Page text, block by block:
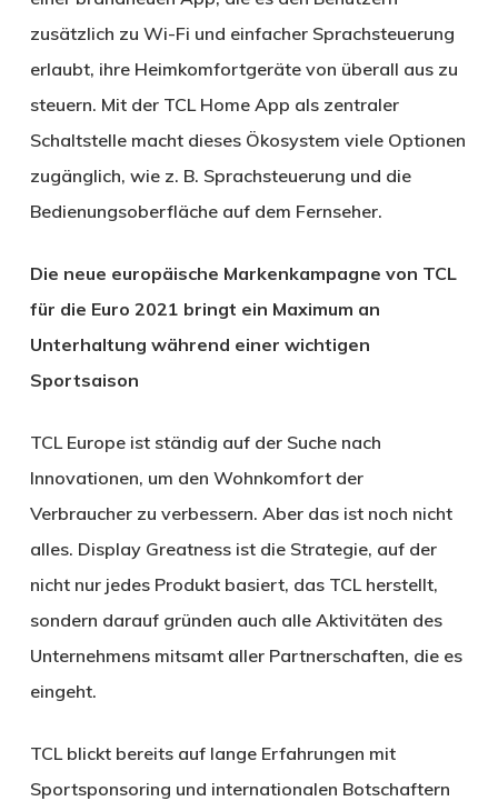
zusätzlich zu Wi-Fi und einfacher Sprachsteuerung
erlaubt, ihre Heimkomfortgeräte von überall aus zu
steuern. Mit der TCL Home App als zentraler
Schaltstelle macht dieses Ökosystem viele Optionen
zugänglich, wie z. B. Sprachsteuerung und die
Bedienungsoberfläche auf dem Fernseher.
Die neue europäische Markenkampagne von TCL
für die Euro 2021 bringt ein Maximum an
Unterhaltung während einer wichtigen
Sportsaison
TCL Europe ist ständig auf der Suche nach
Innovationen, um den Wohnkomfort der
Verbraucher zu verbessern. Aber das ist noch nicht
alles. Display Greatness ist die Strategie, auf der
nicht nur jedes Produkt basiert, das TCL herstellt,
sondern darauf gründen auch alle Aktivitäten des
Unternehmens mitsamt aller Partnerschaften, die es
eingeht.
TCL blickt bereits auf lange Erfahrungen mit
Sportsponsoring und internationalen Botschaftern